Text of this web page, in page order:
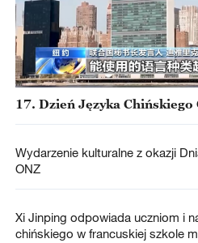
17. Dzień Języka Chińskiego
Wydarzenie kulturalne z okazji
ONZ
Xi Jinping odpowiada uczniom i
chińskiego w francuskiej szkole